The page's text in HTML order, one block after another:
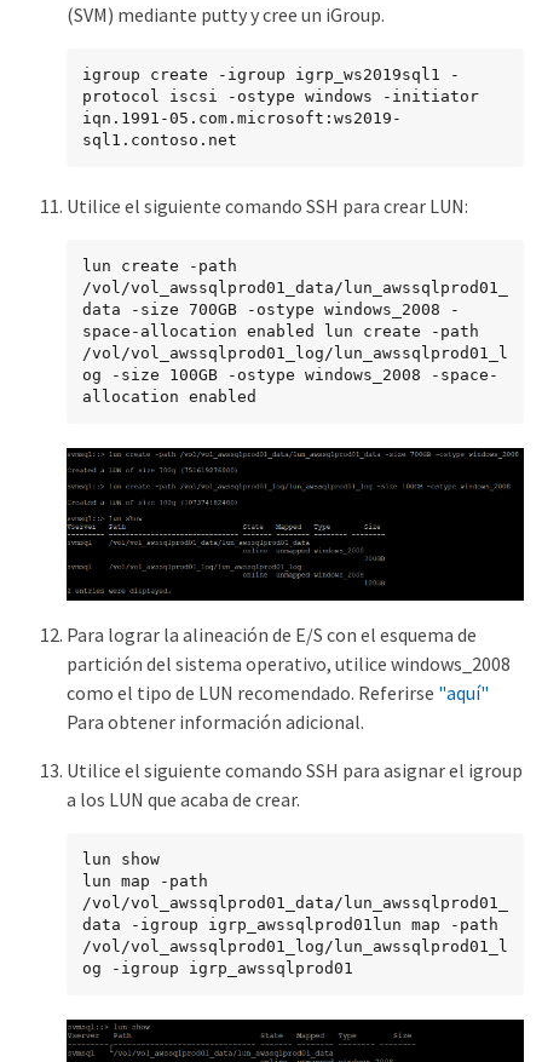
(SVM) mediante putty y cree un iGroup.
igroup create -igroup igrp_ws2019sql1 -
protocol iscsi -ostype windows -initiator
iqn.1991-05.com.microsoft:ws2019-
sql1.contoso.net
Utilice el siguiente comando SSH para crear LUN:
lun create -path
/vol/vol_awssqlprod01_data/lun_awssqlprod01_
data -size 700GB -ostype windows_2008 -
space-allocation enabled lun create -path
/vol/vol_awssqlprod01_log/lun_awssqlprod01_l
og -size 100GB -ostype windows_2008 -space-
allocation enabled
Para lograr la alineación de E/S con el esquema de
partición del sistema operativo, utilice windows_2008
como el tipo de LUN recomendado. Referirse "aquí"
Para obtener información adicional.
Utilice el siguiente comando SSH para asignar el igroup
a los LUN que acaba de crear.
lun show
lun map -path
/vol/vol_awssqlprod01_data/lun_awssqlprod01_
data -igroup igrp_awssqlprod01lun map -path
/vol/vol_awssqlprod01_log/lun_awssqlprod01_l
og -igroup igrp_awssqlprod01